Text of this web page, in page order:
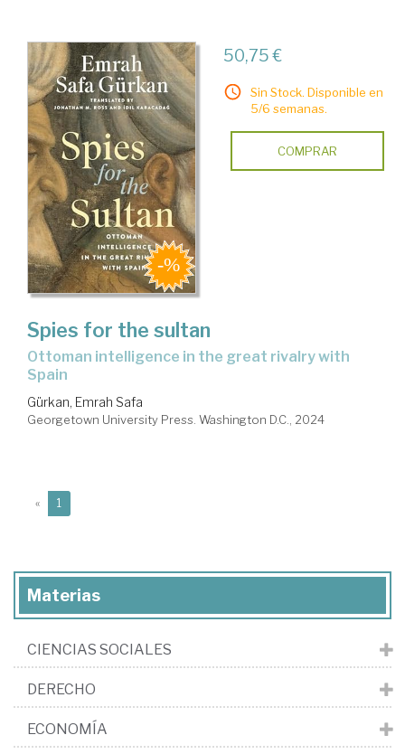
50,75 €
Sin Stock. Disponible en
5/6 semanas.
COMPRAR
Spies for the sultan
Ottoman intelligence in the great rivalry with
Spain
Gürkan, Emrah Safa
Georgetown University Press. Washington D.C., 2024
« 1
Materias
CIENCIAS SOCIALES
DERECHO
ECONOMÍA